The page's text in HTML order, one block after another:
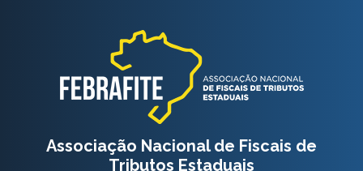
Associação Nacional de Fiscais de
Tributos Estaduais